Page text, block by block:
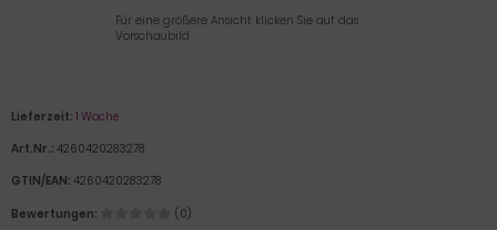
Für eine größere Ansicht klicken Sie auf das
Vorschaubild
Lieferzeit: 1 Woche
Art.Nr.: 4260420283278
GTIN/EAN: 4260420283278
Bewertungen:
(0)